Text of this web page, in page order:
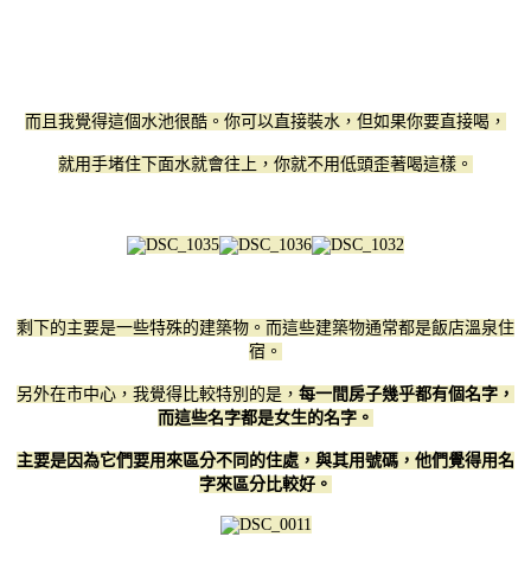
而且我覺得這個水池很酷。你可以直接裝水，但如果你要直接喝，
就用手堵住下面水就會往上，你就不用低頭歪著喝這樣。
剩下的主要是一些特殊的建築物。而這些建築物通常都是飯店溫泉住
宿。
另外在市中心，我覺得比較特別的是， 每一間房子幾乎都有個名字，
而這些名字都是女生的名字。
主要是因為它們要用來區分不同的住處，與其用號碼，他們覺得用名
字來區分比較好。